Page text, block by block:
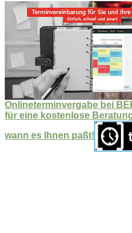
Onlineterminvergabe bei
für eine kostenlose
wann es Ihnen paßt!